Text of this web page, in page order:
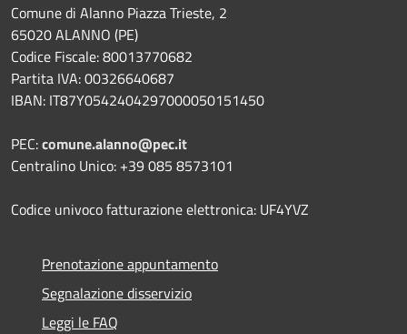
Comune di Alanno Piazza Trieste, 2
65020 ALANNO (PE)
Codice Fiscale: 80013770682
Partita IVA: 00326640687
IBAN: IT87Y0542404297000050151450
PEC:comune.alanno@pec.it
Centralino Unico: +39 085 8573101
Codice univoco fatturazione elettronica: UF4YVZ
Prenotazione appuntamento
Segnalazione disservizio
Leggi le FAQ